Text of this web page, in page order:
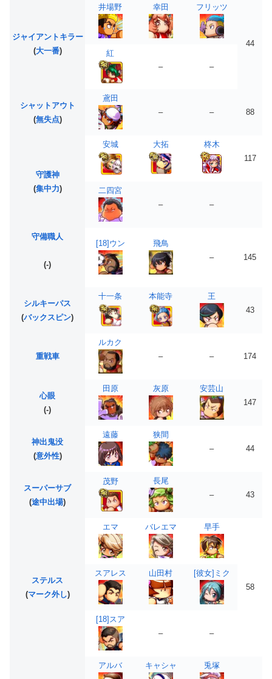
ジャイアントキラー
(大一番)
井場野 幸田 フリッツ
44
紅
–
–
シャットアウト
(無失点)
鳶田
–
– 88
守護神
(集中力)
安城 大拓
柊木
117
二四宮
–
–
守備職人
(-)
[18]ウン
飛鳥
–
145
シルキーパス
(バックスピン)
十一条 本能寺
王
43
重戦車
ルカク
–
– 174
心眼
(-)
田原 灰原
安芸山
147
神出鬼没
(意外性)
遠藤
狭間
–
44
スーパーサブ
(途中出場)
茂野
長尾
–
43
ステルス
(マーク外し)
エマ バレエマ 早手
58
スアレス 山田村 [彼女]ミク
[18]スア
–
–
アルバ キャシャ 兎塚